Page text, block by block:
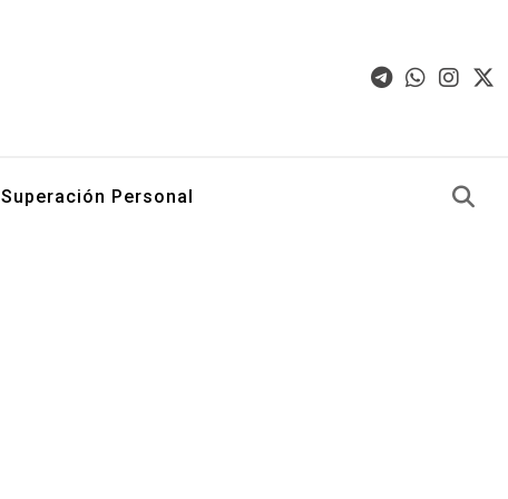
Superación Personal